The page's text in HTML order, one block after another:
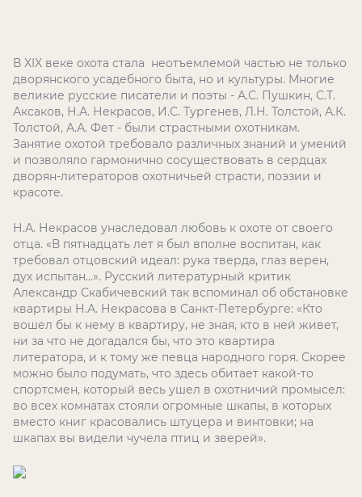
В XIX веке охота стала неотъемлемой частью не только
дворянского усадебного быта, но и культуры. Многие
великие русские писатели и поэты - А.С. Пушкин, С.Т.
Аксаков, Н.А. Некрасов, И.С. Тургенев, Л.Н. Толстой, А.К.
Толстой, А.А. Фет - были страстными охотникам.
Занятие охотой требовало различных знаний и умений
и позволяло гармонично сосуществовать в сердцах
дворян-литераторов охотничьей страсти, поэзии и
красоте.
Н.А. Некрасов унаследовал любовь к охоте от своего
отца. «В пятнадцать лет я был вполне воспитан, как
требовал отцовский идеал: рука тверда, глаз верен,
дух испытан…». Русский литературный критик
Александр Скабичевский так вспоминал об обстановке
квартиры Н.А. Некрасова в Санкт-Петербурге: «Кто
вошел бы к нему в квартиру, не зная, кто в ней живет,
ни за что не догадался бы, что это квартира
литератора, и к тому же певца народного горя. Скорее
можно было подумать, что здесь обитает какой-то
спортсмен, который весь ушел в охотничий промысел:
во всех комнатах стояли огромные шкапы, в которых
вместо книг красовались штуцера и винтовки; на
шкапах вы видели чучела птиц и зверей».